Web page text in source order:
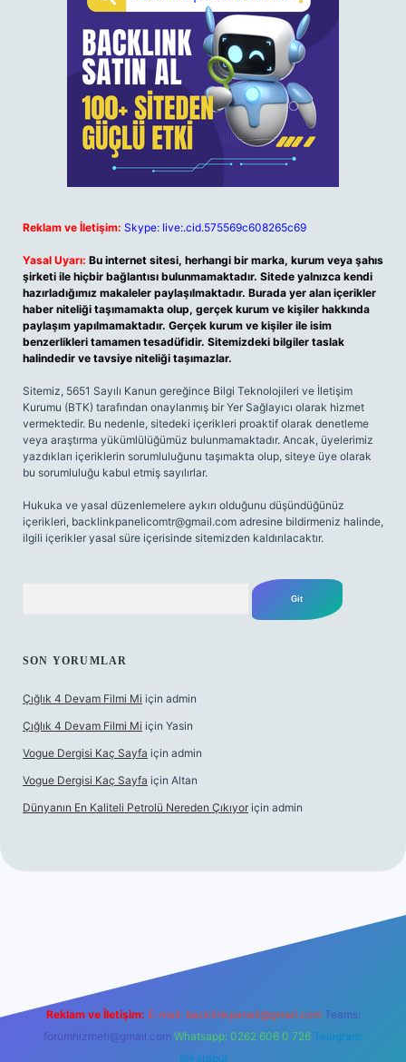
Reklam ve İletişim: Skype: live:.cid.575569c608265c69
Yasal Uyarı: Bu internet sitesi, herhangi bir marka, kurum veya şahıs
şirketi ile hiçbir bağlantısı bulunmamaktadır. Sitede yalnızca kendi
hazırladığımız makaleler paylaşılmaktadır. Burada yer alan içerikler
haber niteliği taşımamakta olup, gerçek kurum ve kişiler hakkında
paylaşım yapılmamaktadır. Gerçek kurum ve kişiler ile isim
benzerlikleri tamamen tesadüfidir. Sitemizdeki bilgiler taslak
halindedir ve tavsiye niteliği taşımazlar.
Sitemiz, 5651 Sayılı Kanun gereğince Bilgi Teknolojileri ve İletişim
Kurumu (BTK) tarafından onaylanmış bir Yer Sağlayıcı olarak hizmet
vermektedir. Bu nedenle, sitedeki içerikleri proaktif olarak denetleme
veya araştırma yükümlülüğümüz bulunmamaktadır. Ancak, üyelerimiz
yazdıkları içeriklerin sorumluluğunu taşımakta olup, siteye üye olarak
bu sorumluluğu kabul etmiş sayılırlar.
Hukuka ve yasal düzenlemelere aykırı olduğunu düşündüğünüz
içerikleri, backlinkpanelicomtr@gmail.com adresine bildirmeniz halinde,
ilgili içerikler yasal süre içerisinde sitemizden kaldırılacaktır.
SON YORUMLAR
Çığlık 4 Devam Filmi Mi için admin
Çığlık 4 Devam Filmi Mi için Yasin
Vogue Dergisi Kaç Sayfa için admin
Vogue Dergisi Kaç Sayfa için Altan
Dünyanın En Kaliteli Petrolü Nereden Çıkıyor için admin
Reklam ve İletişim: E-mail: backlinkpaneli@gmail.com Teams:
forumhizmeti@gmail.com Whatsapp: 0262 606 0 726 Telegram:
@karabul